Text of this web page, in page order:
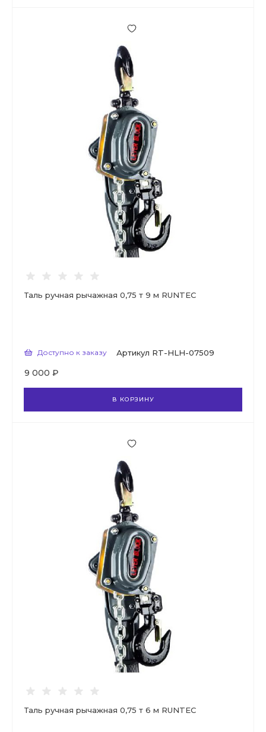
Таль ручная рычажная 0,75 т 9 м RUNTEC
Доступно к заказу Артикул RT-HLH-07509
9 000 ₽
В КОРЗИНУ
Таль ручная рычажная 0,75 т 6 м RUNTEC